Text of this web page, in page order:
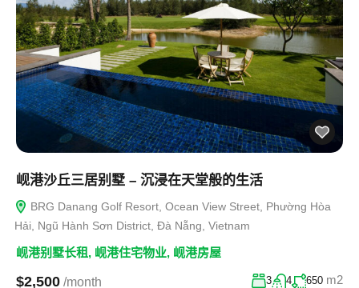
岘港沙丘三居别墅 – 沉浸在天堂般的生活
BRG Danang Golf Resort, Ocean View Street, Phường Hòa
Hải, Ngũ Hành Sơn District, Đà Nẵng, Vietnam
岘港别墅长租 , 岘港住宅物业, 岘港房屋
$2,500 /month 3 4 650 m2